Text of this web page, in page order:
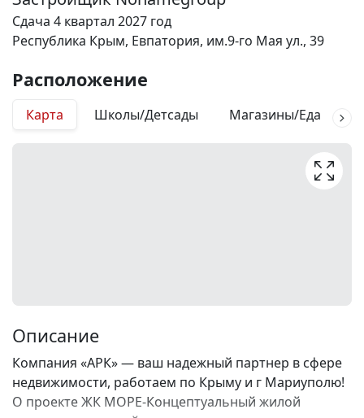
Сдача 4 квартал 2027 год
Республика Крым, Евпатория, им.9-го Мая ул., 39
Расположение
Карта Школы/Детсады Магазины/Еда
Описание
Компания «АРК» — ваш надежный партнер в сфере
недвижимости, работаем по Крыму и г Мариуполю!
О проекте ЖК МОРЕ-Концептуальный жилой